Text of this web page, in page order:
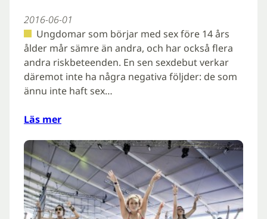
2016-06-01
Ungdomar som börjar med sex före 14 års
ålder mår sämre än andra, och har också flera
andra riskbeteenden. En sen sexdebut verkar
däremot inte ha några negativa följder: de som
ännu inte haft sex…
Läs mer